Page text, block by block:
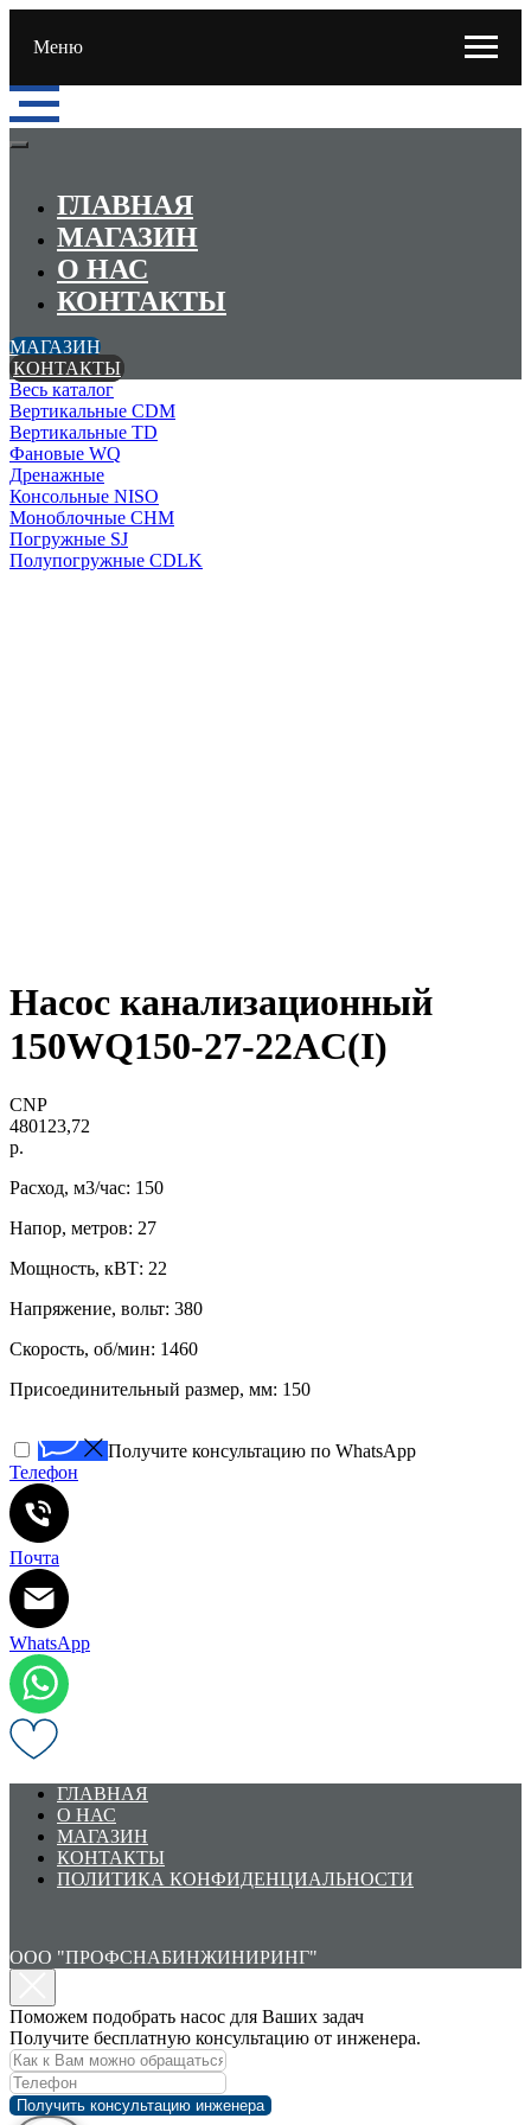
Меню
ГЛАВНАЯ
МАГАЗИН
О НАС
КОНТАКТЫ
МАГАЗИН
КОНТАКТЫ
Весь каталог
Вертикальные CDM
Вертикальные TD
Фановые WQ
Дренажные
Консольные NISO
Моноблочные CHМ
Погружные SJ
Полупогружные CDLK
Насос канализационный
150WQ150-27-22AC(I)
CNP
480123,72
р.
Расход, м3/час: 150
Напор, метров: 27
Мощность, кВТ: 22
Напряжение, вольт: 380
Скорость, об/мин: 1460
Присоединительный размер, мм: 150
Получите консультацию по WhatsApp
Телефон
Почта
WhatsApp
ГЛАВНАЯ
О НАС
МАГАЗИН
КОНТАКТЫ
ПОЛИТИКА КОНФИДЕНЦИАЛЬНОСТИ
ООО "ПРОФСНАБИНЖИНИРИНГ"
Поможем подобрать насос для Ваших задач
Получите бесплатную консультацию от инженера.
Получить консультацию инженера